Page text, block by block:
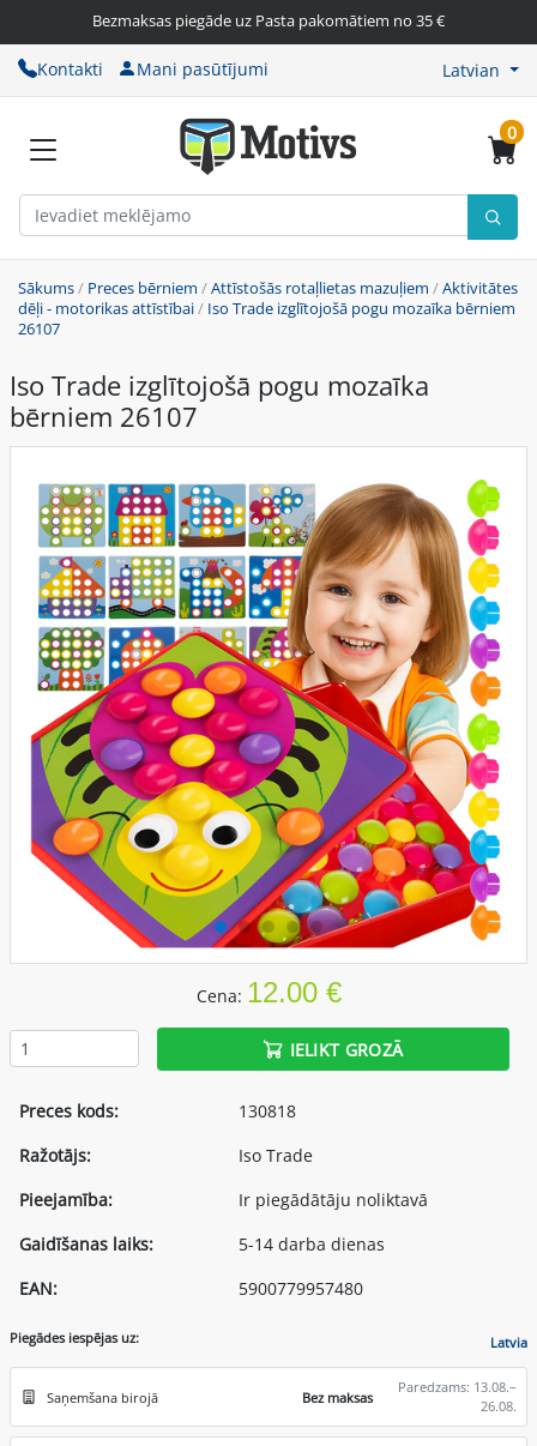
Bezmaksas piegāde uz Pasta pakomātiem no 35 €
Kontakti Mani pasūtījumi Latvian
0
Sākums/ Preces bērniem /Attīstošās rotaļlietas mazuļiem /Aktivitātes
dēļi - motorikas attīstībai/ Iso Trade izglītojošā pogu mozaīka bērniem
26107
Iso Trade izglītojošā pogu mozaīka
bērniem 26107
Cena: 12.00 €
IELIKT GROZĀ
Preces kods:
130818
Ražotājs:
Iso Trade
Pieejamība:
Ir piegādātāju noliktavā
Gaidīšanas laiks:
5-14 darba dienas
EAN:
5900779957480
Piegādes iespējas uz: Latvia
Saņemšana birojā Bez maksas
Paredzams: 13.08.–
26.08.